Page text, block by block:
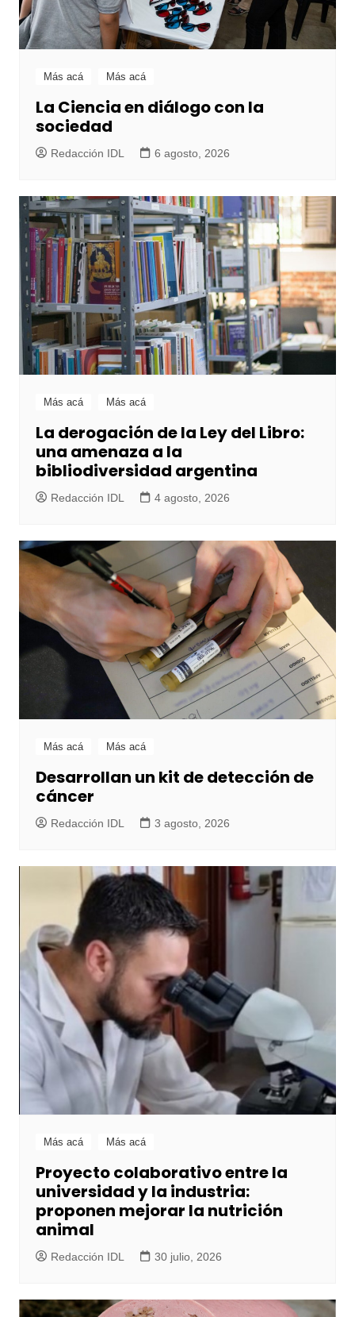
Más acá Más acá
La Ciencia en diálogo con la
sociedad
Redacción IDL 6 agosto, 2026
Más acá Más acá
La derogación de la Ley del Libro:
una amenaza a la
bibliodiversidad argentina
Redacción IDL 4 agosto, 2026
Más acá Más acá
Desarrollan un kit de detección de
cáncer
Redacción IDL 3 agosto, 2026
Más acá Más acá
Proyecto colaborativo entre la
universidad y la industria:
proponen mejorar la nutrición
animal
Redacción IDL 30 julio, 2026